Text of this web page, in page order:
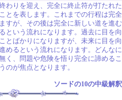
わりを迎え、完全に終止符が打たれた
とを表します。これまでの行程は完全
すが、その後は完全に新しい道を進む
という流れになります。過去に目を向
とばかりになりますが、未来に目を向
めるという流れになります。どんなに
く、問題や危険を悟り完全に諦めるこ
のが焦点となります。
ソードの10の中級解釈